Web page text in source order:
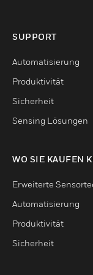
SUPPORT
Automatisierung
Produktivität
Sicherheit
Sensing Lösungen
WO SIE KAUFEN
Erweiterte
Automatisierung
Produktivität
Sicherheit